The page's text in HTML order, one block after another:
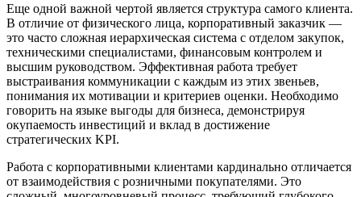
Еще одной важной чертой является структура самого клиента.
В отличие от физического лица, корпоративный заказчик —
это часто сложная иерархическая система с отделом закупок,
техническими специалистами, финансовым контролем и
высшим руководством. Эффективная работа требует
выстраивания коммуникации с каждым из этих звеньев,
понимания их мотивации и критериев оценки. Необходимо
говорить на языке выгоды для бизнеса, демонстрируя
окупаемость инвестиций и вклад в достижение
стратегических KPI.
Работа с корпоративными клиентами кардинально отличается
от взаимодействия с розничными покупателями. Это